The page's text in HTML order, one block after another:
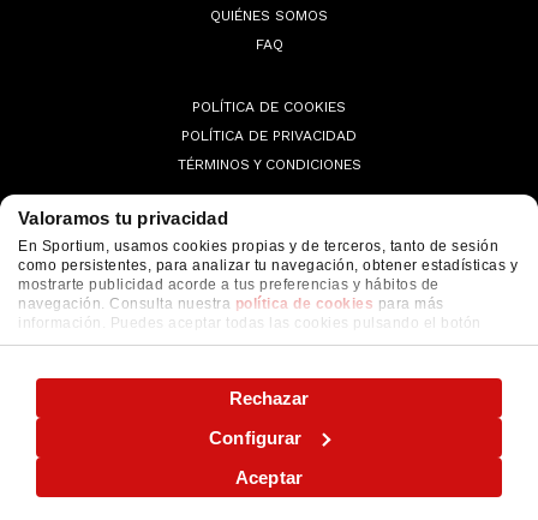
Valoramos tu privacidad
En Sportium, usamos cookies propias y de terceros, tanto de sesión
como persistentes, para analizar tu navegación, obtener estadísticas y
mostrarte publicidad acorde a tus preferencias y hábitos de
navegación. Consulta nuestra política de cookies para más
información. Puedes aceptar todas las cookies pulsando el botón
"ACEPTAR" o configurarlas o rechazar su uso pulsando el botón
Aceptar
Configurar
Rechazar
QUIÉNES SOMOS
FAQ
POLÍTICA DE COOKIES
POLÍTICA DE PRIVACIDAD
TÉRMINOS Y CONDICIONES
© 2026 Sportium. All Rights Reserved.